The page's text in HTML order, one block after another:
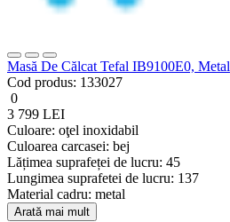
Masă De Călcat Tefal IB9100E0, Metal
Cod produs: 133027
0
3 799 LEI
Culoare: oţel inoxidabil
Culoarea carcasei: bej
Lățimea suprafeței de lucru: 45
Lungimea suprafetei de lucru: 137
Material cadru: metal
Arată mai mult